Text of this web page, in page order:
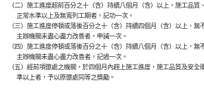
（二）施工進度超前百分之十（含）持續八個月（含）以上，施工品質
          正常水準以上及無寬列工期者，記功一次。
（三）施工進度停頓或落後百分之十（含）持續四個月（含）以上，無
          主辦機關未盡心盡力改善者，申誡一次。
（四）施工進度停頓或落後百分之十（含）持續八個月（含）以上，無
          主辦機關未盡心盡力改善者，記過一次。
（五）經前項懲處之機關，於四個月內趕上施工進度，施工品質及安全